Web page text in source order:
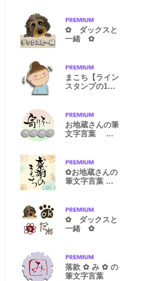
✿ ダックスと
一緒 ✿
まこち【ライン
スタンプの1
お地蔵さんの筆
文字言葉 ～
✿お地蔵さんの
筆文字言葉 ✿
✿ ダックスと
一緒 ✿
落款 ✿ み ✿ の
筆文字言葉